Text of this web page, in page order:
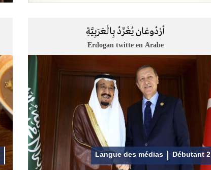
أرْدُوغان يُغَرِّدُ بِالْعَرَبِيَّةِ
Erdogan twitte en Arabe
Langue des médias Débutant 2